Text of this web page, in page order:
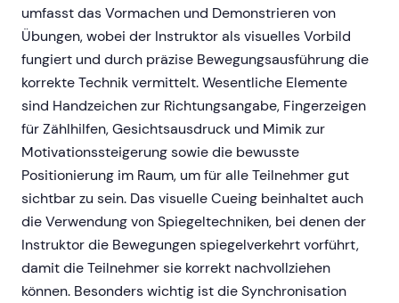
umfasst das Vormachen und Demonstrieren von
Übungen, wobei der Instruktor als visuelles Vorbild
fungiert und durch präzise Bewegungsausführung die
korrekte Technik vermittelt. Wesentliche Elemente
sind Handzeichen zur Richtungsangabe, Fingerzeigen
für Zählhilfen, Gesichtsausdruck und Mimik zur
Motivationssteigerung sowie die bewusste
Positionierung im Raum, um für alle Teilnehmer gut
sichtbar zu sein. Das visuelle Cueing beinhaltet auch
die Verwendung von Spiegeltechniken, bei denen der
Instruktor die Bewegungen spiegelverkehrt vorführt,
damit die Teilnehmer sie korrekt nachvollziehen
können. Besonders wichtig ist die Synchronisation